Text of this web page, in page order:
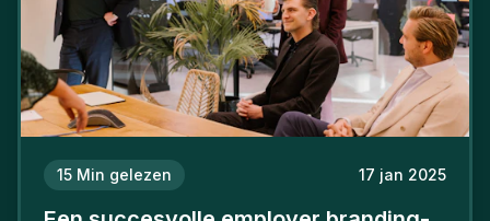
15 Min gelezen 17 jan 2025